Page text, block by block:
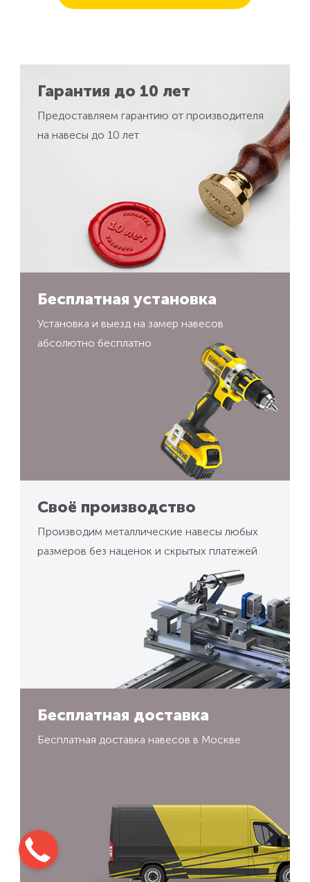
Гарантия до 10 лет
Предоставляем гарантию от производителя
на навесы до 10 лет
Бесплатная установка
Установка и выезд на замер навесов
абсолютно бесплатно
Своё производство
Производим металлические навесы любых
размеров без наценок и скрытых платежей
Бесплатная доставка
Бесплатная доставка навесов в Москве